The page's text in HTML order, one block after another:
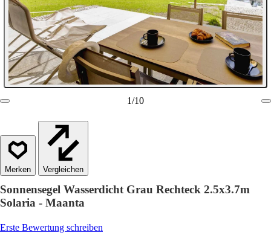
1/10
Vergleichen
Sonnensegel Wasserdicht Grau Rechteck 2.5x3.7m
Solaria - Maanta
Erste Bewertung schreiben